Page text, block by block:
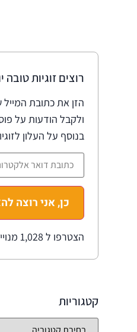
רוצים זוגיות טובה
הזן את כתובת
ולקבל הודעות על
בנוסף על העלון
כן, אני רוצה
הצטרפו ל 1,028 מנויים נוספים
קטגוריות